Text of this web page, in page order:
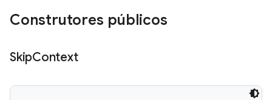
Construtores públicos
SkipContext